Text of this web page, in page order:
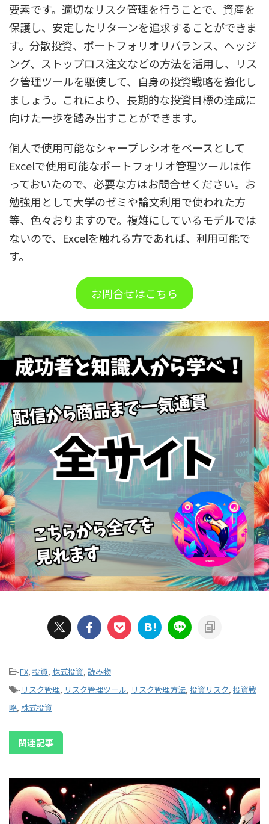
要素です。適切なリスク管理を行うことで、資産を
保護し、安定したリターンを追求することができま
す。分散投資、ポートフォリオリバランス、ヘッジ
ング、ストップロス注文などの方法を活用し、リス
ク管理ツールを駆使して、自身の投資戦略を強化し
ましょう。これにより、長期的な投資目標の達成に
向けた一歩を踏み出すことができます。
個人で使用可能なシャープレシオをベースとして
Excelで使用可能なポートフォリオ管理ツールは作
っておいたので、必要な方はお問合せください。お
勉強用として大学のゼミや論文利用で使われた方
等、色々おりますので。複雑にしているモデルでは
ないので、Excelを触れる方であれば、利用可能で
す。
お問合せはこちら
-FX, 投資, 株式投資, 読み物
- リスク管理, リスク管理ツール, リスク管理方法, 投資リスク, 投資戦
略, 株式投資
関連記事